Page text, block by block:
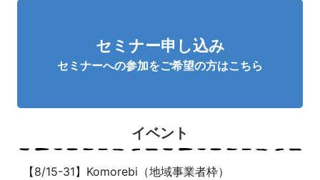
セミナー申し込み
セミナーへの参加をご希望の方はこちら
イベント
【8/15-31】Komorebi（地域事業者枠）